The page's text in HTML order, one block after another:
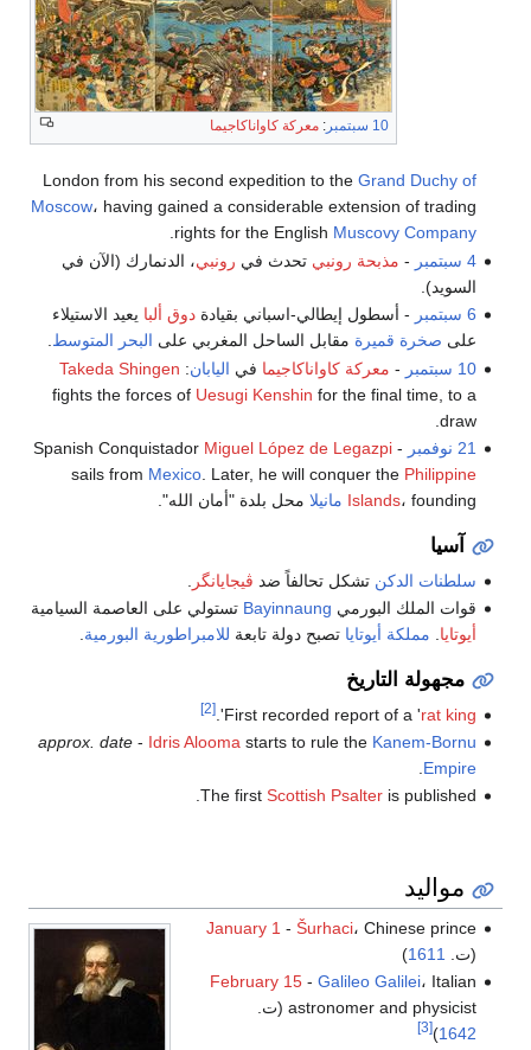
10 سبتمبر : معركة كاواناكاجيما
London from his second expedition to the Grand Duchy of
Moscow، having gained a considerable extension of trading
rights for the English Muscovy Company
.
4 سبتمبر
- مذبحة رونبي تحدث في رونبي، الدنمارك (الآن في
السويد).
6 سبتمبر
- أسطول إيطالي-اسباني بقيادةدوق ألبا يعيد الاستيلاء
على صخرة قميرة مقابل الساحل المغربي على البحر المتوسط.
10 سبتمبر
- معركة كاواناكاجيما في اليابان:
Takeda Shingen
fights the forces of Uesugi Kenshin for the final time, to a
draw.
21 نوفمبر
- Spanish Conquistador
Miguel López de Legazpi
sails from Mexico. Later, he will conquer the Philippine
Islands، founding مانيلا محل بلدة "أمان الله".
آسيا
سلطنات الدكن تشكل تحالفاً ضد ڤيجايانگر
قوات الملك البورمي Bayinnaung تستولي على العاصمة السيامية
أيوتايا
مملكة أيوتايا تصبح دولة تابعة للامبراطورية البورمية
مجهولة التاريخ
First recorded report of a 'rat king
'.
[2]
approx. date- Idris Alooma starts to rule the Kanem-Bornu
Empire
The first Scottish Psalteris published.
مواليد
January 1 - Šurhaci، Chinese prince
(ت.
1611
)
February 15- Galileo Galilei، Italian
astronomer and physicist (ت.
1642
)
[3]